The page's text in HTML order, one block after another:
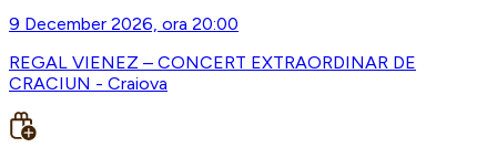
9 December 2026, ora 20:00
REGAL VIENEZ – CONCERT EXTRAORDINAR DE
CRACIUN - Craiova